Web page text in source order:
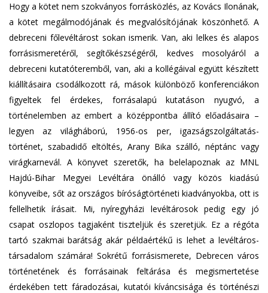
Hogy a kötet nem szokványos forrásközlés, az Kovács Ilonának,
a kötet megálmodójának és megvalósítójának köszönhető. A
debreceni főlevéltárost sokan ismerik. Van, aki lelkes és alapos
forrásismeretéről, segítőkészségéről, kedves mosolyáról a
debreceni kutatóteremből, van, aki a kollégáival együtt készített
kiállításaira csodálkozott rá, mások különböző konferenciákon
figyeltek fel érdekes, forrásalapú kutatáson nyugvó, a
történelemben az embert a középpontba állító előadásaira –
legyen az világháború, 1956-os per, igazságszolgáltatás-
történet, szabadidő eltöltés, Arany Bika szálló, néptánc vagy
virágkarnevál. A könyvet szeretők, ha belelapoznak az MNL
Hajdú-Bihar Megyei Levéltára önálló vagy közös kiadású
könyveibe, sőt az országos bíróságtörténeti kiadványokba, ott is
fellelhetik írásait. Mi, nyíregyházi levéltárosok pedig egy jó
csapat oszlopos tagjaként tiszteljük és szeretjük. Ez a régóta
tartó szakmai barátság akár példaértékű is lehet a levéltáros-
társadalom számára! Sokrétű forrásismerete, Debrecen város
történetének és forrásainak feltárása és megismertetése
érdekében tett fáradozásai, kutatói kíváncsisága és történészi